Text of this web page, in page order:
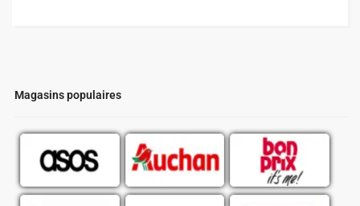
Magasins populaires